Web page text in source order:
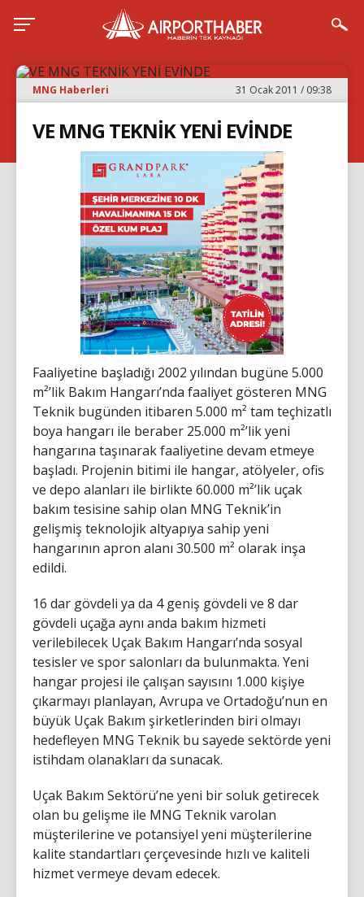
MNG Haberleri 31 Ocak 2011 / 09:38
VE MNG TEKNİK YENİ EVİNDE
Faaliyetine başladığı 2002 yılından bugüne 5.000
m²’lik Bakım Hangarı’nda faaliyet gösteren MNG
Teknik bugünden itibaren 5.000 m² tam teçhizatlı
boya hangarı ile beraber 25.000 m²’lik yeni
hangarına taşınarak faaliyetine devam etmeye
başladı. Projenin bitimi ile hangar, atölyeler, ofis
ve depo alanları ile birlikte 60.000 m²’lik uçak
bakım tesisine sahip olan MNG Teknik’in
gelişmiş teknolojik altyapıya sahip yeni
hangarının apron alanı 30.500 m² olarak inşa
edildi.
16 dar gövdeli ya da 4 geniş gövdeli ve 8 dar
gövdeli uçağa aynı anda bakım hizmeti
verilebilecek Uçak Bakım Hangarı’nda sosyal
tesisler ve spor salonları da bulunmakta. Yeni
hangar projesi ile çalışan sayısını 1.000 kişiye
çıkarmayı planlayan, Avrupa ve Ortadoğu’nun en
büyük Uçak Bakım şirketlerinden biri olmayı
hedefleyen MNG Teknik bu sayede sektörde yeni
istihdam olanakları da sunacak.
Uçak Bakım Sektörü’ne yeni bir soluk getirecek
olan bu gelişme ile MNG Teknik varolan
müşterilerine ve potansiyel yeni müşterilerine
kalite standartları çerçevesinde hızlı ve kaliteli
hizmet vermeye devam edecek.